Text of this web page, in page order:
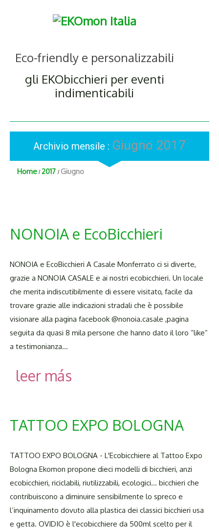
Eco-friendly e personalizzabili
gli EKObicchieri per eventi
indimenticabili
Archivio mensile : Giugno 2017
Home 2017 Giugno
NONOIA e EcoBicchieri
NONOIA e EcoBicchieri A Casale Monferrato ci si diverte,
grazie a NONOIA CASALE e ai nostri ecobicchieri. Un locale
che merita indiscutibilmente di essere visitato, facile da
trovare grazie alle indicazioni stradali che è possibile
visionare alla pagina facebook @nonoia.casale ,pagina
seguita da quasi 8 mila persone che hanno dato il loro “like”
a testimonianza…
leer más
TATTOO EXPO BOLOGNA
TATTOO EXPO BOLOGNA - L'Ecobicchiere al Tattoo Expo
Bologna Ekomon propone dieci modelli di bicchieri, anzi
ecobicchieri, riciclabili, riutilizzabili, ecologici… bicchieri che
contribuiscono a diminuire sensibilmente lo spreco e
l’inquinamento dovuto alla plastica dei classici bicchieri usa
e getta. OVIDIO è l'ecobicchiere da 500ml scelto per il